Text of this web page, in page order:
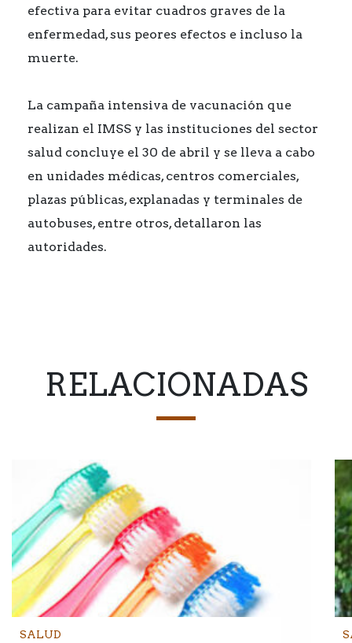
efectiva para evitar cuadros graves de la
enfermedad, sus peores efectos e incluso la
muerte.
La campaña intensiva de vacunación que
realizan el IMSS y las instituciones del sector
salud concluye el 30 de abril y se lleva a cabo
en unidades médicas, centros comerciales,
plazas públicas, explanadas y terminales de
autobuses, entre otros, detallaron las
autoridades.
RELACIONADAS
SALUD